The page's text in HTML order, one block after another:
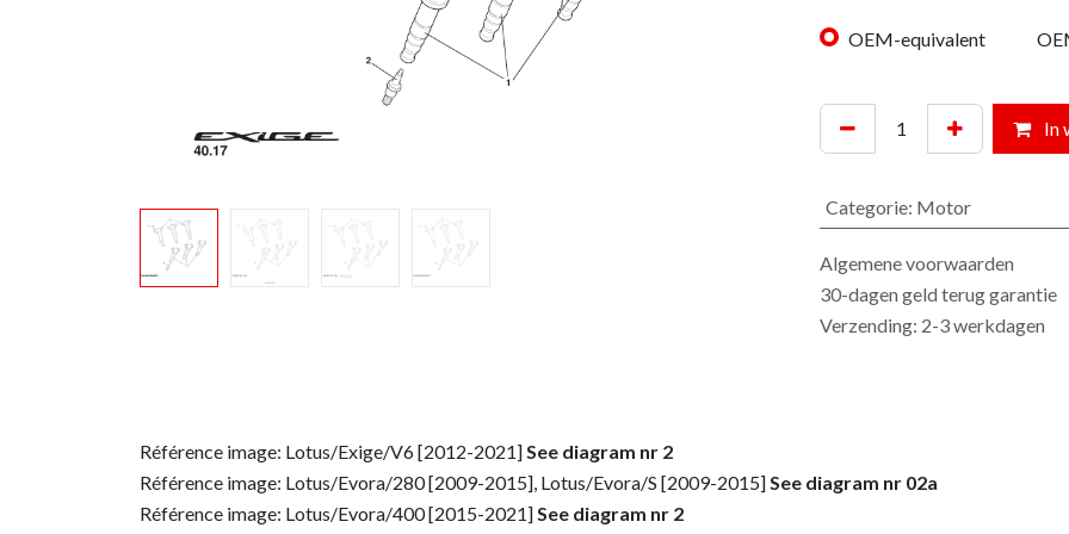
OEM-equivalent
In
Categorie: Motor
Algemene voorwaarden
30-dagen geld terug garantie
Verzending: 2-3 werkdagen
Référence image: Lotus/Exige/V6 [2012-2021]See diagram nr 2
Référence image: Lotus/Evora/280 [2009-2015], Lotus/Evora/S [2009-2015]See diagram nr 02a
Référence image: Lotus/Evora/400 [2015-2021]See diagram nr 2